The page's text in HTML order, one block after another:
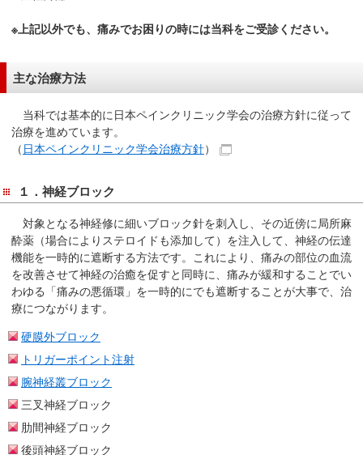
※上記以外でも、痛みでお困りの時には当科をご受診ください。
主な治療方法
当科では基本的に日本ペインクリニック学会の治療方針に従って
治療を進めています。
（ 日本ペインクリニック学会治療方針）
１．神経ブロック
対象となる神経修に細いブロック針を刺入し、その近傍に局所麻
酔薬（場合によりステロイドも添加して）を注入して、神経の伝達
機能を一時的に遮断する方法です。これにより、痛みの部位の血流
を改善させて神経の治癒を促すと同時に、痛みが緩和することでい
わゆる「痛みの悪循環」を一時的にでも遮断することが大事で、治
療につながります。
硬膜外ブロック
トリガーポイント注射
腕神経叢ブロック
三叉神経ブロック
肋間神経ブロック
後頭神経ブロック